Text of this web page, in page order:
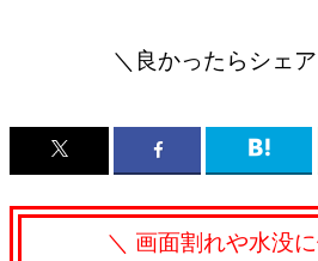
＼良かったらシェ
＼ 画面割れや水没